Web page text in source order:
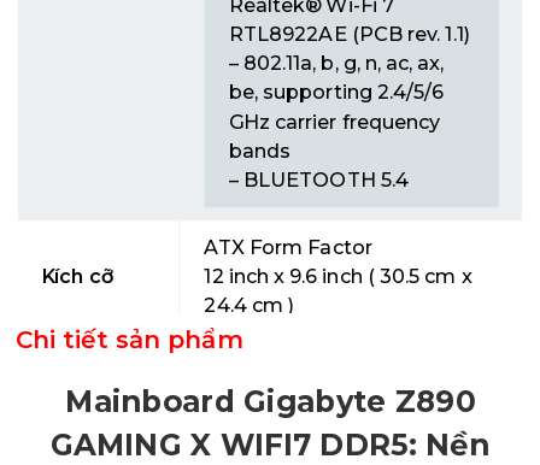
Realtek® Wi-Fi 7
RTL8922AE (PCB rev. 1.1)
– 802.11a, b, g, n, ac, ax,
be, supporting 2.4/5/6
GHz carrier frequency
bands
– BLUETOOTH 5.4
Kích cỡ
ATX Form Factor
12 inch x 9.6 inch ( 30.5 cm x
24.4 cm )
Chi tiết sản phẩm
Mainboard Gigabyte Z890
GAMING X WIFI7 DDR5: Nền